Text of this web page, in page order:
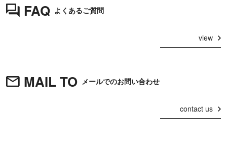
FAQ よくあるご質問
view
MAIL TO メールでのお問い合わせ
contact us